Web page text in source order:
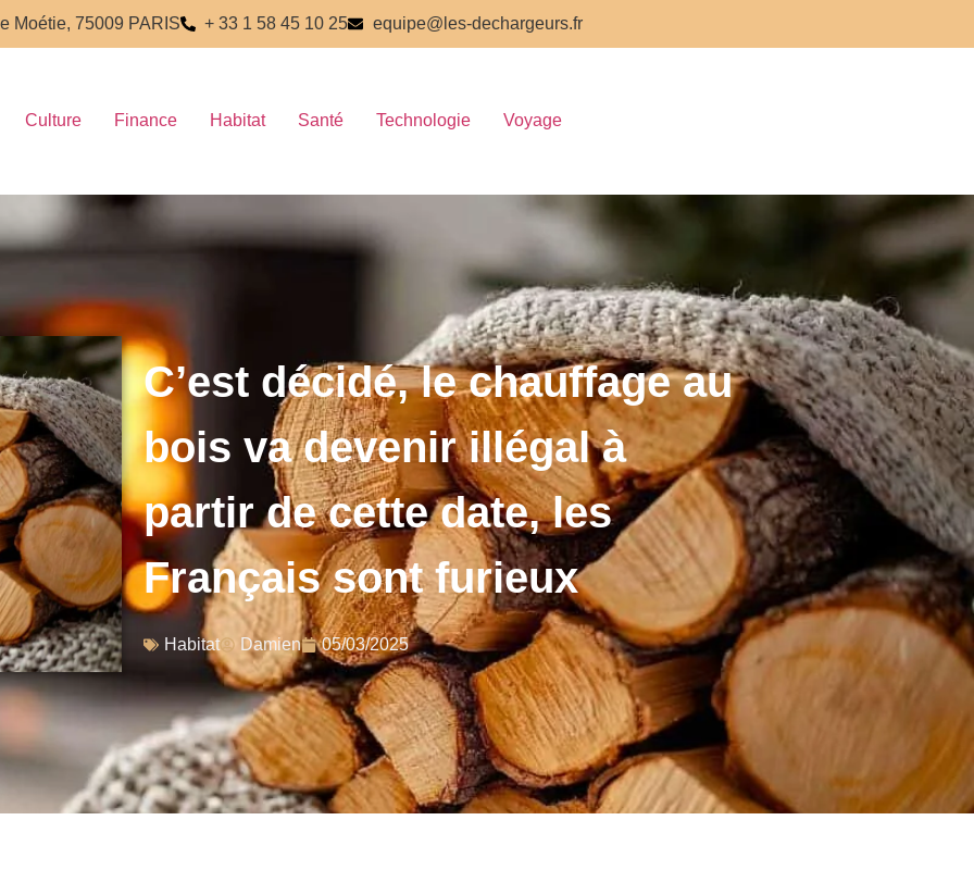
Moétie, 75009 PARIS + 33 1 58 45 10 25 equipe@les-dechargeurs.fr
Culture Finance Habitat Santé Technologie Voyage
C’est décidé, le chauffage au
bois va devenir illégal à
partir de cette date, les
Français sont furieux
Habitat Damien 05/03/2025